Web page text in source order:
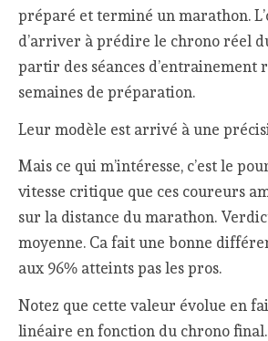
préparé et terminé un marathon.
d’arriver à prédire le chrono réel
partir des séances d’entrainement
semaines de préparation.
Leur modèle est arrivé à une
Mais ce qui m’intéresse, c’est le
vitesse critique que ces coureurs
sur la distance du marathon.
moyenne. Ca fait une bonne
aux 96% atteints pas les pros.
Notez que cette valeur évolue en
linéaire en fonction du chrono final.